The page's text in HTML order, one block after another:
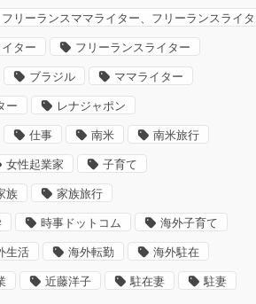
リーランスママライター、フリーランスライ
ター フリーランスライター
ブラジル ママライター
ー レナジャポン
仕事 南米 南米旅行
女性起業家 子育て
族 家族旅行
時事ドットコム 海外子育て
生活 海外転勤 海外駐在
近藤洋子 駐在妻 駐妻